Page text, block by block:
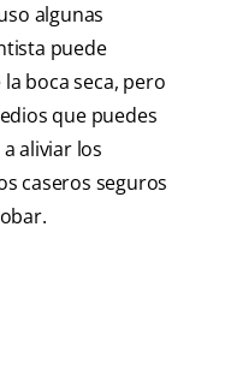
algunas
puede
boca seca, pero
que puedes
aliviar los
caseros seguros